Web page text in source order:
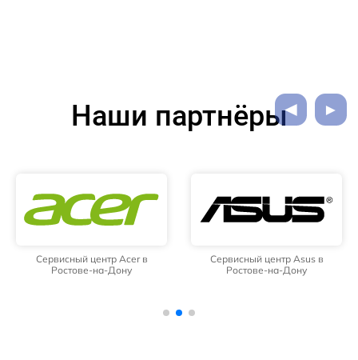
Наши партнёры
Сервисный центр Acer в
Ростове-на-Дону
Сервисный центр Asus в
Ростове-на-Дону